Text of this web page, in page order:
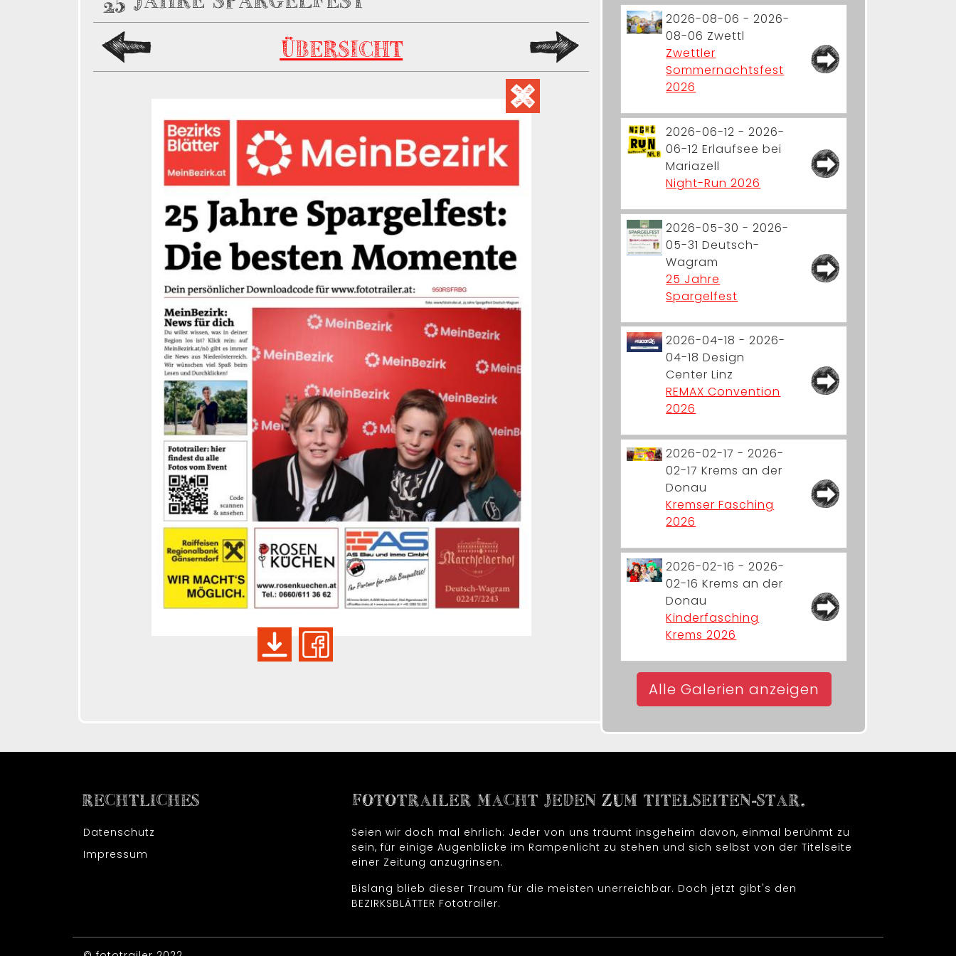
ÜBERSICHT
2026-08-06 - 2026-
08-06 Zwettl
Zwettler
Sommernachtsfest
2026
2026-06-12 - 2026-
06-12 Erlaufsee bei
Mariazell
Night-Run 2026
2026-05-30 - 2026-
05-31 Deutsch-
Wagram
25 Jahre
Spargelfest
2026-04-18 - 2026-
04-18 Design
Center Linz
REMAX Convention
2026
2026-02-17 - 2026-
02-17 Krems an der
Donau
Kremser Fasching
2026
2026-02-16 - 2026-
02-16 Krems an der
Donau
Kinderfasching
Krems 2026
Alle Galerien anzeigen
RECHTLICHES
Datenschutz
Impressum
FOTOTRAILER MACHT JEDEN ZUM TITELSEITEN-STAR.
Seien wir doch mal ehrlich: Jeder von uns träumt insgeheim davon, einmal berühmt zu
sein, für einige Augenblicke im Rampenlicht zu stehen und sich selbst von der Titelseite
einer Zeitung anzugrinsen.
Bislang blieb dieser Traum für die meisten unerreichbar. Doch jetzt gibt's den
BEZIRKSBLÄTTER Fototrailer.